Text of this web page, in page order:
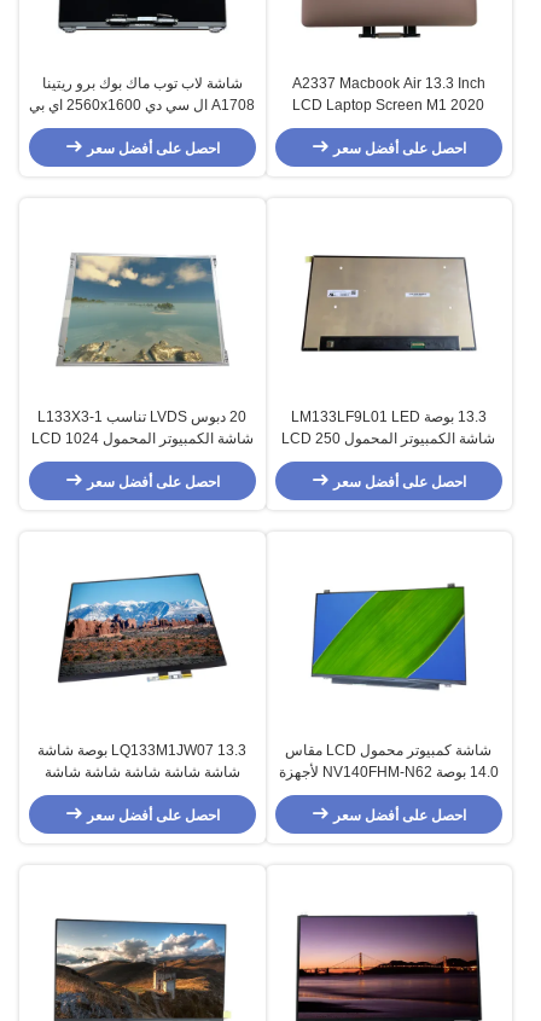
A2337 Macbook Air 13.3 Inch
LCD Laptop Screen M1 2020
احصل على أفضل سعر
شاشة لاب توب ماك بوك برو ريتينا
A1708 ال سي دي 2560x1600 اي بي
اس
احصل على أفضل سعر
13.3 بوصة LM133LF9L01 LED
شاشة الكمبيوتر المحمول LCD 250
Cd / M2 Antiglare Slim Outline
احصل على أفضل سعر
20 دبوس LVDS تناسب L133X3-1
شاشة الكمبيوتر المحمول LCD 1024
* 768 RGB شريط عمودي
احصل على أفضل سعر
شاشة كمبيوتر محمول LCD مقاس
14.0 بوصة NV140FHM-N62 لأجهزة
ASUS VivoBook Flip 14 TP410UA
TP410U
احصل على أفضل سعر
LQ133M1JW07 13.3 بوصة شاشة
شاشة شاشة شاشة شاشة شاشة
شاشة
احصل على أفضل سعر